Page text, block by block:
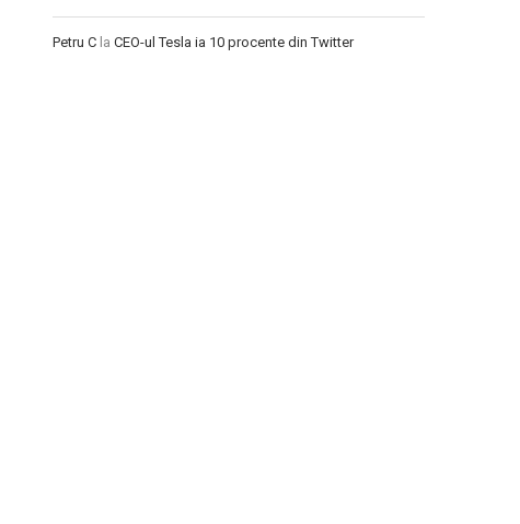
Petru C la CEO-ul Tesla ia 10 procente din Twitter